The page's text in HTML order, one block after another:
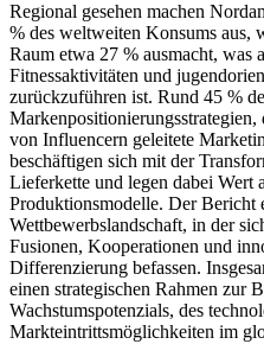
Regional gesehen machen
% des weltweiten Konsums aus,
Raum etwa 27 % ausmacht, was
Fitnessaktivitäten und
zurückzuführen ist. Rund 45 %
von Influencern geleitete
beschäftigen sich mit der
Lieferkette und legen dabei Wert
Produktionsmodelle. Der Bericht
Wettbewerbslandschaft, in der
Fusionen, Kooperationen und
Differenzierung befassen.
einen strategischen Rahmen zur
Wachstumspotenzials, des
Markteintrittsmöglichkeiten im